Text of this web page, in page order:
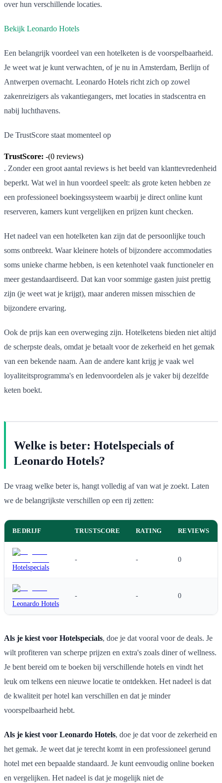
over hun verschillende locaties.
Bekijk Leonardo Hotels
Een belangrijk voordeel van een hotelketen is de voorspelbaarheid.
Je weet wat je kunt verwachten, of je nu in Amsterdam, Berlijn of
Antwerpen overnacht. Leonardo Hotels richt zich op zowel
zakenreizigers als vakantiegangers, met locaties in stadscentra en
nabij luchthavens.
De TrustScore staat momenteel op
TrustScore: -(0 reviews)
. Zonder een groot aantal reviews is het beeld van klanttevredenheid
beperkt. Wat wel in hun voordeel speelt: als grote keten hebben ze
een professioneel boekingssysteem waarbij je direct online kunt
reserveren, kamers kunt vergelijken en prijzen kunt checken.
Het nadeel van een hotelketen kan zijn dat de persoonlijke touch
soms ontbreekt. Waar kleinere hotels of bijzondere accommodaties
soms unieke charme hebben, is een ketenhotel vaak functioneler en
meer gestandaardiseerd. Dat kan voor sommige gasten juist prettig
zijn (je weet wat je krijgt), maar anderen missen misschien de
bijzondere ervaring.
Ook de prijs kan een overweging zijn. Hotelketens bieden niet altijd
de scherpste deals, omdat je betaalt voor de zekerheid en het gemak
van een bekende naam. Aan de andere kant krijg je vaak wel
loyaliteitsprogramma's en ledenvoordelen als je vaker bij dezelfde
keten boekt.
Welke is beter: Hotelspecials of
Leonardo Hotels?
De vraag welke beter is, hangt volledig af van wat je zoekt. Laten
we de belangrijkste verschillen op een rij zetten:
BEDRIJF TRUSTSCORE RATING REVIEWS
Hotelspecials
- - 0
Leonardo Hotels
- - 0
Als je kiest voor Hotelspecials, doe je dat vooral voor de deals. Je
wilt profiteren van scherpe prijzen en extra's zoals diner of wellness.
Je bent bereid om te boeken bij verschillende hotels en vindt het
leuk om telkens een nieuwe locatie te ontdekken. Het nadeel is dat
de kwaliteit per hotel kan verschillen en dat je minder
voorspelbaarheid hebt.
Als je kiest voor Leonardo Hotels, doe je dat voor de zekerheid en
het gemak. Je weet dat je terecht komt in een professioneel gerund
hotel met een bepaalde standaard. Je kunt eenvoudig online boeken
en vergelijken. Het nadeel is dat je mogelijk niet de